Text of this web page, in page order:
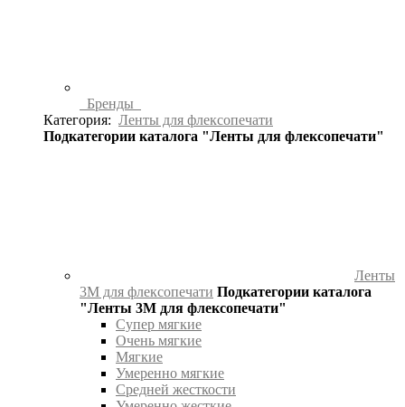
Бренды
Категория: Ленты для флексопечати
Подкатегории каталога "Ленты для флексопечати"
Ленты
3М для флексопечати Подкатегории каталога
"Ленты 3М для флексопечати"
Супер мягкие
Очень мягкие
Мягкие
Умеренно мягкие
Средней жесткости